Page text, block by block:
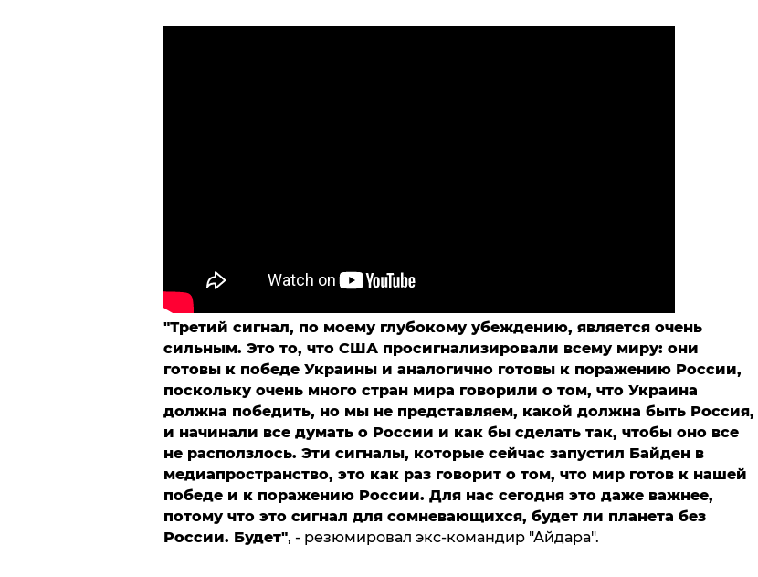
"Третий сигнал, по моему глубокому убеждению, является очень
сильным. Это то, что США просигнализировали всему миру: они
готовы к победе Украины и аналогично готовы к поражению России,
поскольку очень много стран мира говорили о том, что Украина
должна победить, но мы не представляем, какой должна быть Россия,
и начинали все думать о России и как бы сделать так, чтобы оно все
не расползлось. Эти сигналы, которые сейчас запустил Байден в
медиапространство, это как раз говорит о том, что мир готов к нашей
победе и к поражению России. Для нас сегодня это даже важнее,
потому что это сигнал для сомневающихся, будет ли планета без
России. Будет", - резюмировал экс-командир "Айдара".